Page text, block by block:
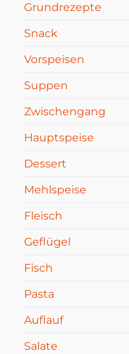
Grundrezepte
Snack
Vorspeisen
Suppen
Zwischengang
Hauptspeise
Dessert
Mehlspeise
Fleisch
Geflügel
Fisch
Pasta
Auflauf
Salate